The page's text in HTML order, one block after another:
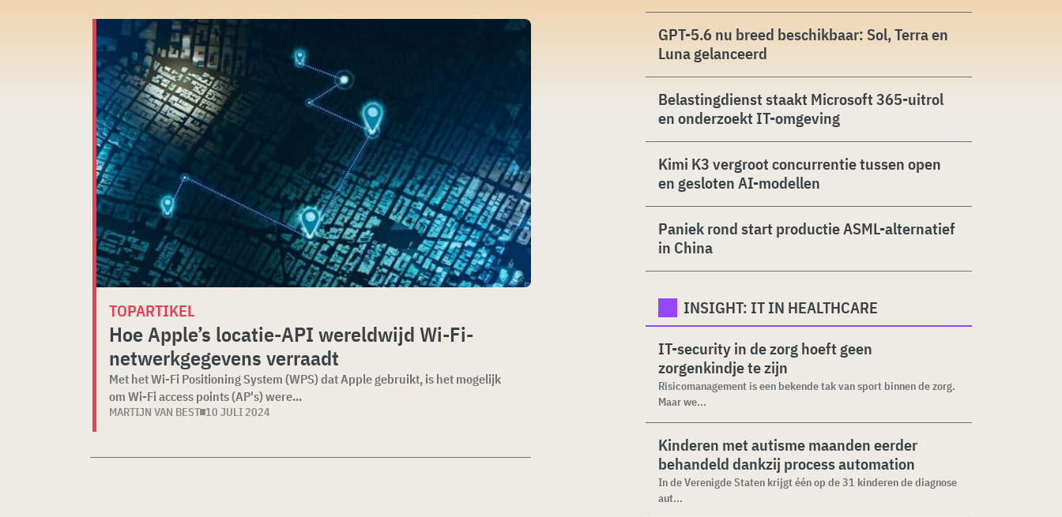
TOPARTIKEL
Hoe Apple’s locatie-API wereldwijd Wi-Fi-
netwerkgegevens verraadt
Met het Wi-Fi Positioning System (WPS) dat Apple gebruikt, is het mogelijk
om Wi-Fi access points (AP's) were...
MARTIJN VAN BEST 10 JULI 2024
GPT-5.6 nu breed beschikbaar: Sol, Terra en
Luna gelanceerd
Belastingdienst staakt Microsoft 365-uitrol
en onderzoekt IT-omgeving
Kimi K3 vergroot concurrentie tussen open
en gesloten AI-modellen
Paniek rond start productie ASML-alternatief
in China
INSIGHT: IT IN HEALTHCARE
IT-security in de zorg hoeft geen
zorgenkindje te zijn
Risicomanagement is een bekende tak van sport binnen de zorg.
Maar we...
Kinderen met autisme maanden eerder
behandeld dankzij process automation
In de Verenigde Staten krijgt één op de 31 kinderen de diagnose
aut...